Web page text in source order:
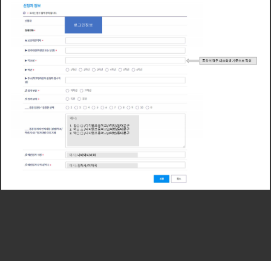
로 그 인정 보
중창의 경우 대 표 학생 기준 으 로 작성
예 시
김○ ○ /디 디엠 초 등학 교 /3학 년/동대문구
2 이 △ △ /디 디엠초 등학교/ 2 학년/동대문구
3 박□ □ /디 디엠 초 등학교 /3학년/동대문구
예시 나비야나비 야
예시) 김 작사/이 작곡